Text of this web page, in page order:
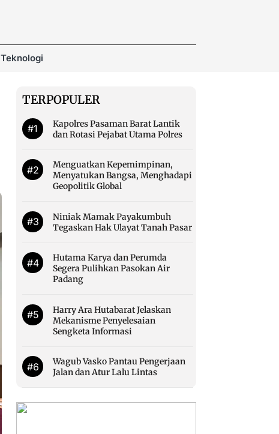
Teknologi
TERPOPULER
#1
Kapolres Pasaman Barat Lantik
dan Rotasi Pejabat Utama Polres
#2
Menguatkan Kepemimpinan,
Menyatukan Bangsa, Menghadapi
Geopolitik Global
#3
Niniak Mamak Payakumbuh
Tegaskan Hak Ulayat Tanah Pasar
#4
Hutama Karya dan Perumda
Segera Pulihkan Pasokan Air
Padang
#5
Harry Ara Hutabarat Jelaskan
Mekanisme Penyelesaian
Sengketa Informasi
#6
Wagub Vasko Pantau Pengerjaan
Jalan dan Atur Lalu Lintas